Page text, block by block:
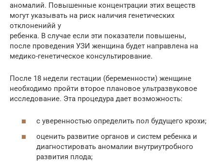
аномалий. Повышенные концентрации этих веществ
могут указывать на риск наличия генетических
отклоненийй у
ребенка. В случае если эти показатели повышены,
после проведения УЗИ женщина будет направлена на
медико-генетическое консультирование.
После 18 недели гестации (беременности) женщине
необходимо пройти второе плановое ультразвуковое
исследование. Эта процедура дает возможность:
с уверенностью определить пол будущего крохи;
оценить развитие органов и систем ребенка и
диагностировать аномалии внутриутробного
развития плода;